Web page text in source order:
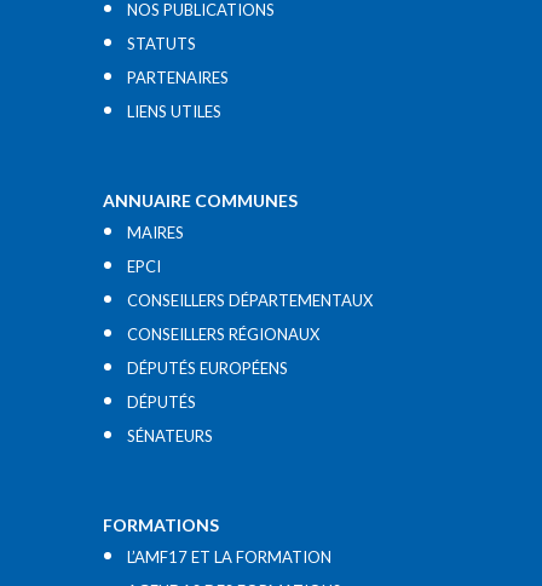
NOS PUBLICATIONS
STATUTS
PARTENAIRES
LIENS UTILES​
ANNUAIRE COMMUNES
MAIRES
EPCI
CONSEILLERS DÉPARTEMENTAUX
CONSEILLERS RÉGIONAUX
DÉPUTÉS EUROPÉENS
DÉPUTÉS
SÉNATEURS
FORMATIONS
L’AMF17 ET LA FORMATION